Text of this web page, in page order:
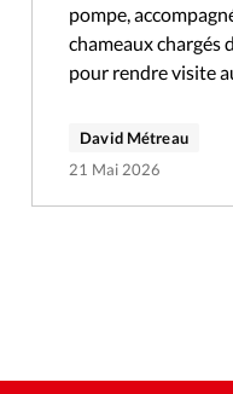
pompe,
chameaux chargés
pour rendre visite
David Métreau
21 Mai 2026